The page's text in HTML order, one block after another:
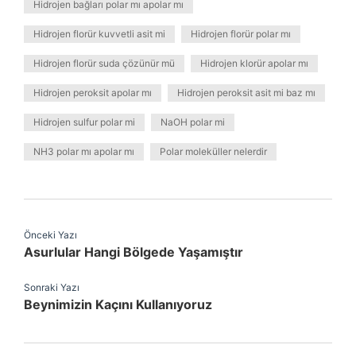
Hidrojen bağları polar mı apolar mı
Hidrojen florür kuvvetli asit mi Hidrojen florür polar mı
Hidrojen florür suda çözünür mü Hidrojen klorür apolar mı
Hidrojen peroksit apolar mı Hidrojen peroksit asit mi baz mı
Hidrojen sulfur polar mi NaOH polar mi
NH3 polar mı apolar mı Polar moleküller nelerdir
Önceki Yazı
Asurlular Hangi Bölgede Yaşamıştır
Sonraki Yazı
Beynimizin Kaçını Kullanıyoruz